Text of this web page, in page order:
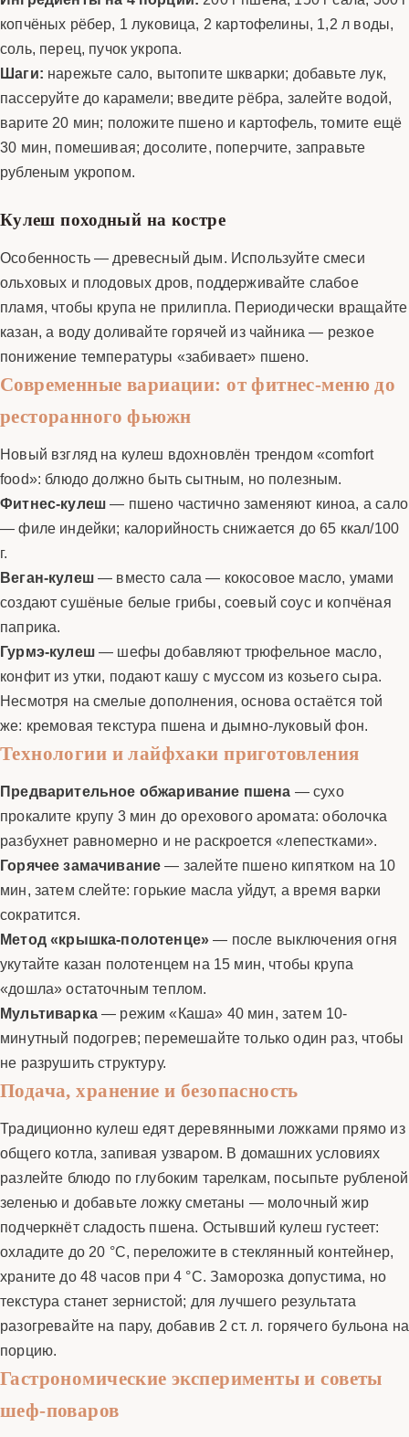
копчёных рёбер, 1 луковица, 2 картофелины, 1,2 л воды,
соль, перец, пучок укропа.
Шаги: нарежьте сало, вытопите шкварки; добавьте лук,
пассеруйте до карамели; введите рёбра, залейте водой,
варите 20 мин; положите пшено и картофель, томите ещё
30 мин, помешивая; досолите, поперчите, заправьте
рубленым укропом.
Кулеш походный на костре
Особенность — древесный дым. Используйте смеси
ольховых и плодовых дров, поддерживайте слабое
пламя, чтобы крупа не прилипла. Периодически вращайте
казан, а воду доливайте горячей из чайника — резкое
понижение температуры «забивает» пшено.
Современные вариации: от фитнес-меню до
ресторанного фьюжн
Новый взгляд на кулеш вдохновлён трендом «comfort
food»: блюдо должно быть сытным, но полезным.
Фитнес-кулеш— пшено частично заменяют киноа, а сало
— филе индейки; калорийность снижается до 65 ккал/100
г.
Веган-кулеш— вместо сала — кокосовое масло, умами
создают сушёные белые грибы, соевый соус и копчёная
паприка.
Гурмэ-кулеш— шефы добавляют трюфельное масло,
конфит из утки, подают кашу с муссом из козьего сыра.
Несмотря на смелые дополнения, основа остаётся той
же: кремовая текстура пшена и дымно-луковый фон.
Технологии и лайфхаки приготовления
Предварительное обжаривание пшена — сухо
прокалите крупу 3 мин до орехового аромата: оболочка
разбухнет равномерно и не раскроется «лепестками».
Горячее замачивание— залейте пшено кипятком на 10
мин, затем слейте: горькие масла уйдут, а время варки
сократится.
Метод «крышка-полотенце»— после выключения огня
укутайте казан полотенцем на 15 мин, чтобы крупа
«дошла» остаточным теплом.
Мультиварка— режим «Каша» 40 мин, затем 10-
минутный подогрев; перемешайте только один раз, чтобы
не разрушить структуру.
Подача, хранение и безопасность
Традиционно кулеш едят деревянными ложками прямо из
общего котла, запивая узваром. В домашних условиях
разлейте блюдо по глубоким тарелкам, посыпьте рубленой
зеленью и добавьте ложку сметаны — молочный жир
подчеркнёт сладость пшена. Остывший кулеш густеет:
охладите до 20 °C, переложите в стеклянный контейнер,
храните до 48 часов при 4 °C. Заморозка допустима, но
текстура станет зернистой; для лучшего результата
разогревайте на пару, добавив 2 ст. л. горячего бульона на
порцию.
Гастрономические эксперименты и советы
шеф-поваров